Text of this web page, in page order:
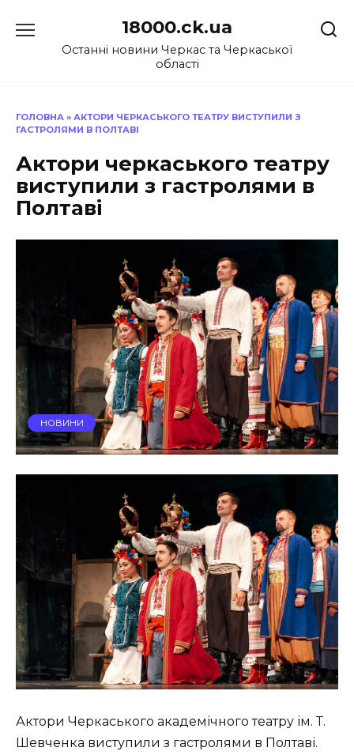
до
18000.ck.ua
Останні новини Черкас та Черкаської
області
ГОЛОВНА » АКТОРИ ЧЕРКАСЬКОГО ТЕАТРУ ВИСТУПИЛИ З
ГАСТРОЛЯМИ В ПОЛТАВІ
Актори черкаського театру
виступили з гастролями в
Полтаві
НОВИНИ
Актори Черкаського академічного театру ім. Т.
Шевченка виступили з гастролями в Полтаві.